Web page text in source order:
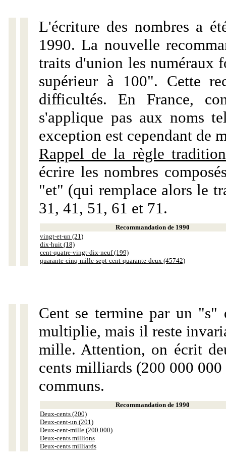
L'écriture des nombres a
1990. La nouvelle
traits d'union les numéraux
supérieur à 100". Cette
difficultés. En France,
s'applique pas aux noms
exception est cependant de
Rappel de la règle
écrire les nombres
"et" (qui remplace alors le
31, 41, 51, 61 et 71.
Recommandation de 1990
vingt-et-un (21)
dix-huit (18)
cent-quatre-vingt-dix-neuf (199)
quarante-cinq-mille-sept-cent-quarante-deux (45742)
Cent se termine par un "s"
multiplie, mais il reste
mille. Attention, on écrit
cents milliards (200 000
communs.
Recommandation de 1990
Deux-cents (200)
Deux-cent-un (201)
Deux-cent-mille (200 000)
Deux-cents millions
Deux-cents milliards